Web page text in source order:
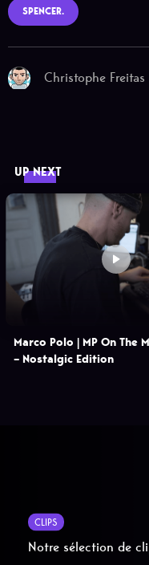
SPENCER.
Christophe Freitas
UP NEXT
Marco Polo | MP On The
– Nostalgic Edition
CLIPS
Notre sélection de